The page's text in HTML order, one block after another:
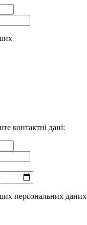
контактні дані:
персональних даних